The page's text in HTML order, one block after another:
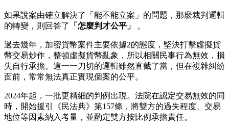
如果說案由確立解決了「能不能立案」的問題，那麼裁判邏輯
的轉變，則回答了
「怎麼判才公平」 。
過去幾年，加密貨幣案件主要依據2的態度，堅決打擊虛擬貨
幣交易炒作，整頓虛擬貨幣亂象，所以相關民事行為無效，損
失自行承擔。這一一刀切的邏輯雖然直截了當，但在複雜糾紛
面前，常常無法真正實現個案的公平。
2024年起，一批更精細的判例出現。法院在認定交易無效的同
時，開始援引《民法典》第157條，將雙方的過失程度、交易
地位等因素納入考量，並酌定雙方按比例承擔責任。